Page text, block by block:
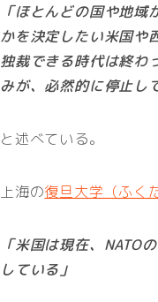
「ほとんどの国や地
かを決定したい米国や
独裁できる時代は終わ
みが、必然的に停止し
と述べている。
上海の復旦大学（ふく
「米国は現在、NATO
している」